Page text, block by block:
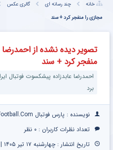
درمان
زانودرد
قرص
دندان
پزشکی
با پک
کننده
خانگی
خانه چند رسانه ای گالری عکس
مجازی را منفجر کرد + سند
تصویر دیده نشده از
منفجر کرد + سند
احمدرضا عابدزاده پیشکسوت فوتبال
برد
نویسنده : پارس فوتبال ParsFootball.Com
تعداد نظرات کاربران : ۰ نظر
تاریخ انتشار : چهارشنبه ۱۷ تیر ۱۴۰۵ | ۲۰:۳۹